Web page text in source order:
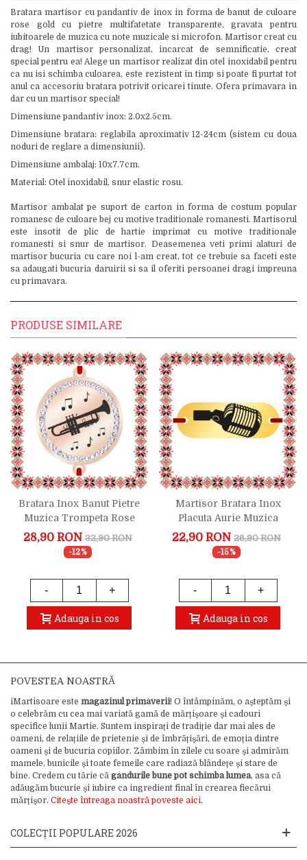
Bratara martisor cu pandantiv de inox in forma de banut de culoare
rose gold cu pietre multifatetate transparente, gravata pentru
iubitoarele de muzica cu note muzicale si microfon. Martisor creat cu
drag! Un martisor personalizat, incarcat de semnificatie, creat
special pentru ea! Alege un martisor realizat din otel inoxidabil pentru
ca nu isi schimba culoarea, este rezistent in timp si poate fi purtat tot
anul ca accesoriu bratara potrivit oricarei tinute. Ofera primavara in
dar cu un martisor special!
Dimensiune pandantiv inox: 2.0x2.5cm.
Dimensiune bratara: reglabila aproximativ 12-24cm (sistem cu doua
noduri de reglare a dimensiunii).
Dimensiune ambalaj: 10x7.7cm.
Material: Otel inoxidabil, snur elastic rosu.
Martisor ambalat pe suport de carton in forma de costum popular
romanesc de culoare bej cu motive traditionale romanesti. Martisorul
este insotit de plic de hartie imprimat cu motive traditionale
romanesti si snur de martisor. Deasemenea veti primi alaturi de
martisor bucuria cu care noi l-am creat, tot ce trebuie sa faceti este
sa adaugati bucuria daruirii si sa il oferiti persoanei dragi impreuna
cu primavara.
PRODUSE SIMILARE
Bratara Inox Banut Pietre
Muzica Trompeta Rose
Gold
28,90 RON 32,90 RON
-12%
- +
Adauga in cos
Martisor Bratara Inox
Placuta Aurie Muzica
Microfon
22,90 RON 26,90 RON
-15%
- +
Adauga in cos
POVESTEA NOASTRĂ
iMartisoare este magazinul primăverii! O întâmpinăm, o așteptăm și
o celebrăm cu cea mai variată gamă de mărțișoare și cadouri
specifice lunii Martie. Suntem inspirați de tradiție dar mai ales de
oameni, de relațiile de prietenie și de îmbrățișări, de emoția dintre
oameni și de bucuria copiilor. Zâmbim în zilele cu soare și admirăm
mamele, bunicile și toate femeile care radiază blândețe și stare de
bine. Credem cu tărie că gândurile bune pot schimba lumea, asa că
adăugăm bucurie și iubire ca ingredient final în crearea fiecărui
mărțișor. Citește întreaga noastră poveste aici.
COLECȚII POPULARE 2026